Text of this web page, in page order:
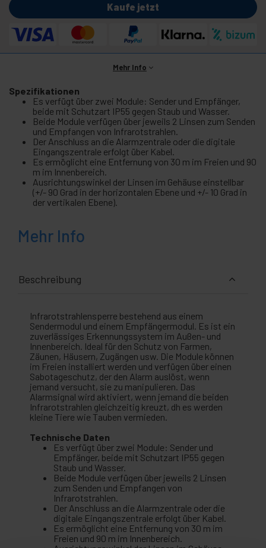
Kaufe jetzt
Mehr Info
Spezifikationen
Es verfügt über zwei Module: Sender und Empfänger,
beide mit Schutzart IP55 gegen Staub und Wasser.
Beide Module verfügen über jeweils 2 Linsen zum Senden
und Empfangen von Infrarotstrahlen.
Der Anschluss an die Alarmzentrale oder die digitale
Eingangszentrale erfolgt über Kabel.
Es ermöglicht eine Entfernung von 30 m im Freien und 90
m im Innenbereich.
Ausrichtungswinkel der Linsen im Gehäuse einstellbar
(+/- 90 Grad in der horizontalen Ebene und +/- 10 Grad in
der vertikalen Ebene).
Mehr Info
Beschreibung
Infrarotstrahlensperre bestehend aus einem
Sendermodul und einem Empfängermodul. Es ist ein
zuverlässiges Erkennungssystem im Außen- und
Innenbereich. Ideal für den Schutz von Farmen,
Zäunen, Häusern, Zugängen usw. Die Module können
im Freien installiert werden und verfügen über einen
Sabotageschutz, der den Alarm auslöst, wenn
jemand versucht, sie zu manipulieren. Das
Alarmsignal wird aktiviert, wenn jemand die beiden
Infrarotstrahlen gleichzeitig kreuzt, dh es werden
kleine Tiere wie Tauben vermieden.
Technische Daten
Es verfügt über zwei Module: Sender und
Empfänger, beide mit Schutzart IP55 gegen
Staub und Wasser.
Beide Module verfügen über jeweils 2 Linsen
zum Senden und Empfangen von
Infrarotstrahlen.
Der Anschluss an die Alarmzentrale oder die
digitale Eingangszentrale erfolgt über Kabel.
Es ermöglicht eine Entfernung von 30 m im
Freien und 90 m im Innenbereich.